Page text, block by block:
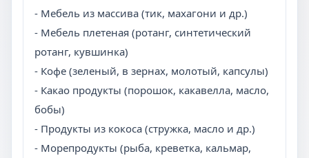
- Мебель из массива (тик, махагони и др.)
- Мебель плетеная (ротанг, синтетический
ротанг, кувшинка)
- Кофе (зеленый, в зернах, молотый, капсулы)
- Какао продукты (порошок, какавелла, масло,
бобы)
- Продукты из кокоса (стружка, масло и др.)
- Морепродукты (рыба, креветка, кальмар,